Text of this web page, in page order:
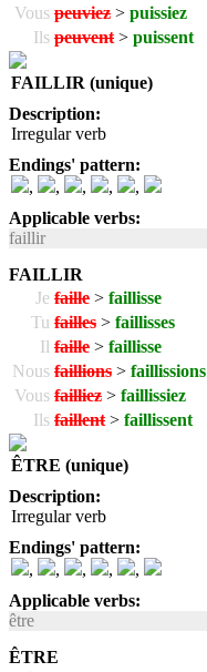
Vous peuviez > puissiez
Ils peuvent > puissent
FAILLIR (unique)
Description:
Irregular verb
Endings' pattern:
,
, , ,
,
Applicable verbs:
faillir
FAILLIR
Je faille > faillisse
Tu failles > faillisses
Il faille > faillisse
Nous faillions > faillissions
Vous failliez > faillissiez
Ils faillent > faillissent
ÊTRE (unique)
Description:
Irregular verb
Endings' pattern:
,
, , ,
,
Applicable verbs:
être
ÊTRE